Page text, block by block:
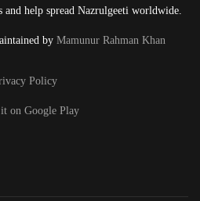
help spread Nazrulgeeti worldwide.
by Mamunur Rahman Khan
Policy